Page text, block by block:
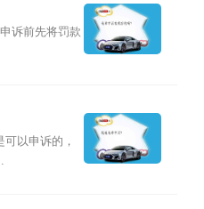
诉前先将罚款
以申诉的，